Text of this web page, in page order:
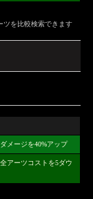
ツを比較検索できます
メージを40%アップ
アーツコストを5ダウ